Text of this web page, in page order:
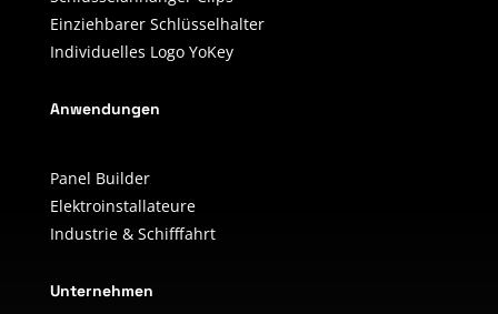
Einziehbarer Schlüsselhalter
Individuelles Logo YoKey
Anwendungen
Panel Builder
Elektroinstallateure
Industrie & Schifffahrt
Unternehmen